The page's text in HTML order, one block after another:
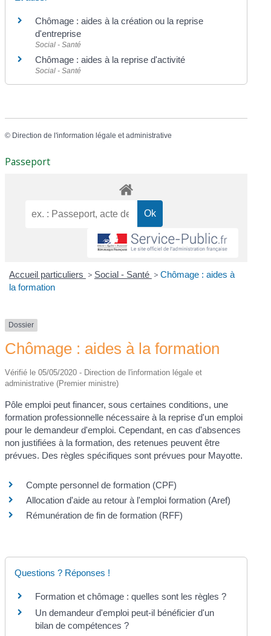
Chômage : aides à la création ou la reprise
d'entreprise
Social - Santé
Chômage : aides à la reprise d'activité
Social - Santé
© Direction de l'information légale et administrative
Passeport
Accueil particuliers > Social - Santé > Chômage : aides à
la formation
Dossier
Chômage : aides à la formation
Vérifié le 05/05/2020 - Direction de l'information légale et
administrative (Premier ministre)
Pôle emploi peut financer, sous certaines conditions, une
formation professionnelle nécessaire à la reprise d'un emploi
pour le demandeur d'emploi. Cependant, en cas d'absences
non justifiées à la formation, des retenues peuvent être
prévues. Des règles spécifiques sont prévues pour Mayotte.
Compte personnel de formation (CPF)
Allocation d'aide au retour à l'emploi formation (Aref)
Rémunération de fin de formation (RFF)
Questions ? Réponses !
Formation et chômage : quelles sont les règles ?
Un demandeur d'emploi peut-il bénéficier d'un
bilan de compétences ?